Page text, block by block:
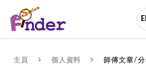
主頁 個人資料 師傅文章/分